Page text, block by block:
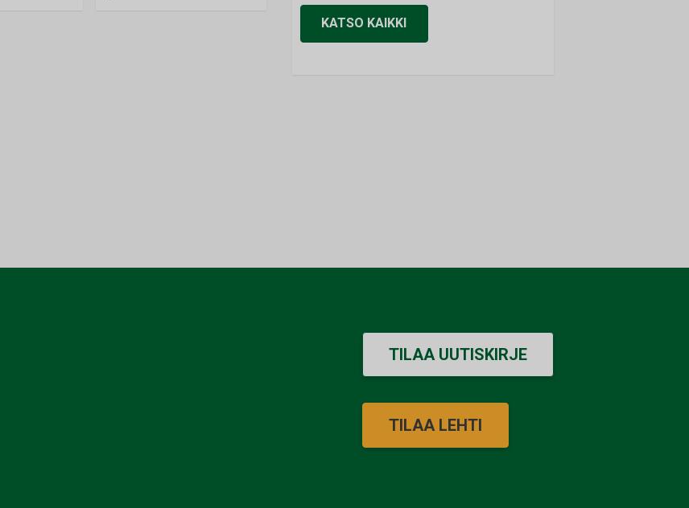
KATSO KAIKKI
TILAA UUTISKIRJE
TILAA LEHTI